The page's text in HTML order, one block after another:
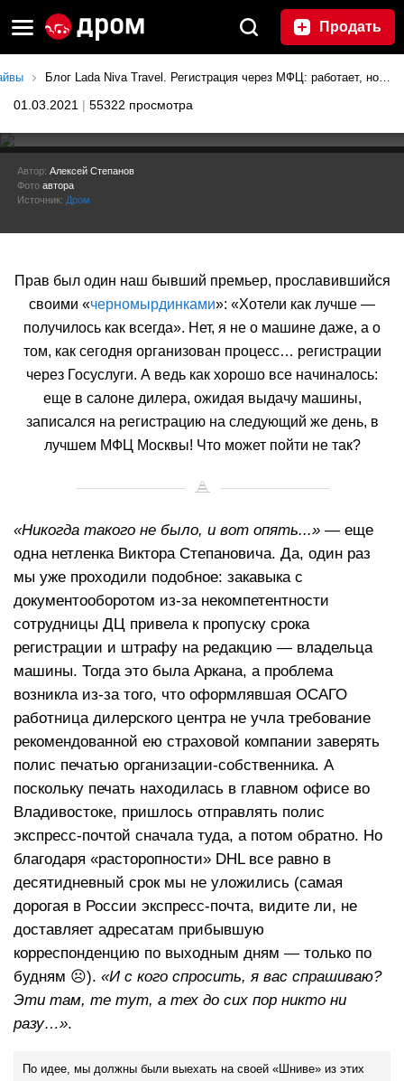
Продать
Блог Lada Niva Travel. Регистрация через МФЦ: работает, но…
01.03.2021 | 55322 просмотра
Блог Lada Niva Travel.
Регистрация через МФЦ:
Автор: Алексей Степанов
Фото автора
Источник: Дром
Прав был один наш бывший премьер, прославившийся
своими «черномырдинками»: «Хотели как лучше —
получилось как всегда». Нет, я не о машине даже, а о
том, как сегодня организован процесс… регистрации
через Госуслуги. А ведь как хорошо все начиналось:
еще в салоне дилера, ожидая выдачу машины,
записался на регистрацию на следующий же день, в
лучшем МФЦ Москвы! Что может пойти не так?
«Никогда такого не было, и вот опять...» — еще
одна нетленка Виктора Степановича. Да, один раз
мы уже проходили подобное: закавыка с
документооборотом из-за некомпетентности
сотрудницы ДЦ привела к пропуску срока
регистрации и штрафу на редакцию — владельца
машины. Тогда это была Аркана, а проблема
возникла из-за того, что оформлявшая ОСАГО
работница дилерского центра не учла требование
рекомендованной ею страховой компании заверять
полис печатью организации-собственника. А
поскольку печать находилась в главном офисе во
Владивостоке, пришлось отправлять полис
экспресс-почтой сначала туда, а потом обратно. Но
благодаря «расторопности» DHL все равно в
десятидневный срок мы не уложились (самая
дорогая в России экспресс-почта, видите ли, не
доставляет адресатам прибывшую
корреспонденцию по выходным дням — только по
будням ☹). «И с кого спросить, я вас спрашиваю?
Эти там, те тут, а тех до сих пор никто ни
разу…».
По идее, мы должны были выехать на своей «Шниве» из этих